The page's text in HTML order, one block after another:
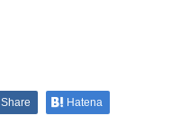
Share Hatena